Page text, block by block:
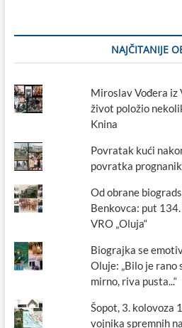
NAJČITANIJE
Miroslav Vođera iz
život položio
Knina
Povratak kući
povratka
Od obrane
Benkovca: put
VRO „Oluja“
Biograjka se
Oluje: „Bilo je
mirno, riva pusta...“
Šopot, 3. kolovoza
vojnika spremnih